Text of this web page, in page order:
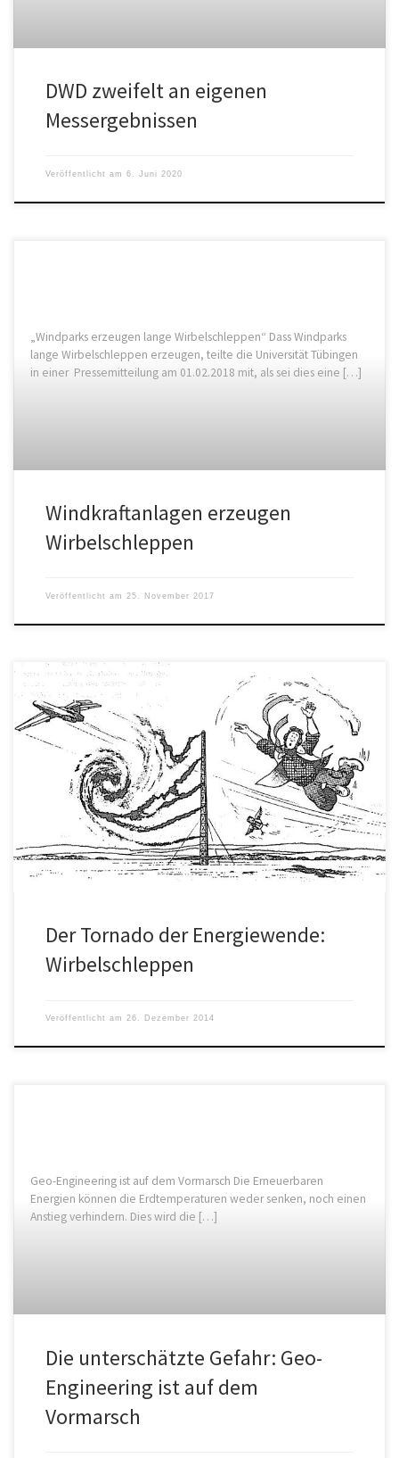
DWD zweifelt an eigenen
Messergebnissen
Veröffentlicht am 6. Juni 2020
„Windparks erzeugen lange Wirbelschleppen“ Dass Windparks
lange Wirbelschleppen erzeugen, teilte die Universität Tübingen
in einer Pressemitteilung am 01.02.2018 mit, als sei dies eine […]
Windkraftanlagen erzeugen
Wirbelschleppen
Veröffentlicht am 25. November 2017
Im Verbund bringen 10 Anlagen jedoch nicht den zehnfachen
Ertrag. Einer der wichtigsten Gründe dafür sind Turbulenzen
(Wirbelschleppen), die den Ertrag der nachfolgenden Anlagen
erheblich mindern und die Umwelt gefährden.
Der Tornado der Energiewende:
Wirbelschleppen
Veröffentlicht am 26. Dezember 2014
Geo-Engineering ist auf dem Vormarsch Die Erneuerbaren
Energien können die Erdtemperaturen weder senken, noch einen
Anstieg verhindern. Dies wird die […]
Die unterschätzte Gefahr: Geo-
Engineering ist auf dem
Vormarsch